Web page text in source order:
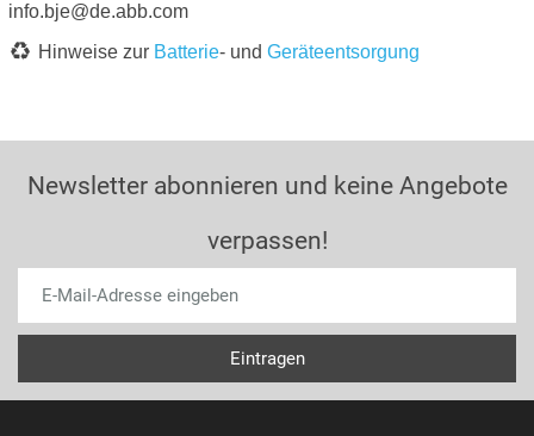
info.bje@de.abb.com
Hinweise zur Batterie- und Geräteentsorgung
Newsletter abonnieren und keine Angebote
verpassen!